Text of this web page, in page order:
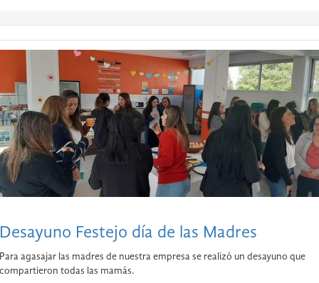
Desayuno Festejo día de las Madres
Para agasajar las madres de nuestra empresa se realizó un desayuno que
compartieron todas las mamás.